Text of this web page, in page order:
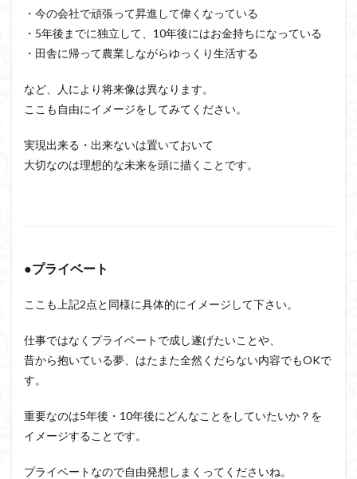
・今の会社で頑張って昇進して偉くなっている
・5年後までに独立して、10年後にはお金持ちになっている
・田舎に帰って農業しながらゆっくり生活する
など、人により将来像は異なります。
ここも自由にイメージをしてみてください。
実現出来る・出来ないは置いておいて
大切なのは理想的な未来を頭に描くことです。
●プライベート
ここも上記2点と同様に具体的にイメージして下さい。
仕事ではなくプライベートで成し遂げたいことや、
昔から抱いている夢、はたまた全然くだらない内容でもOKで
す。
重要なのは5年後・10年後にどんなことをしていたいか？を
イメージすることです。
プライベートなので自由発想しまくってくださいね。